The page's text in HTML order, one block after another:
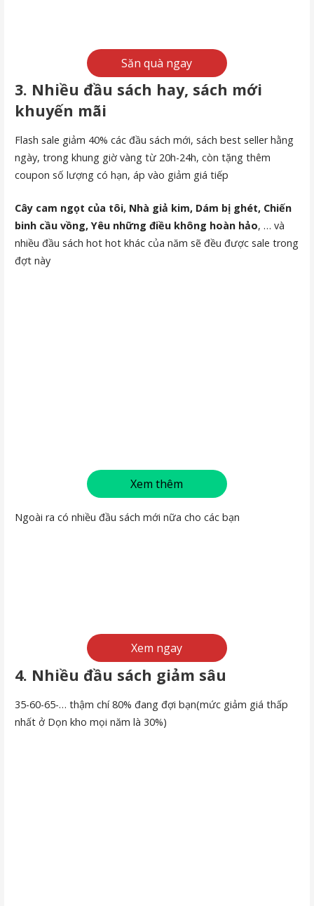
Săn quà ngay
3. Nhiều đầu sách hay, sách mới
khuyến mãi
Flash sale giảm 40% các đầu sách mới, sách best seller hằng
ngày, trong khung giờ vàng từ 20h-24h, còn tặng thêm
coupon số lượng có hạn, áp vào giảm giá tiếp
Cây cam ngọt của tôi, Nhà giả kim, Dám bị ghét, Chiến
binh cầu vồng, Yêu những điều không hoàn hảo, … và
nhiều đầu sách hot hot khác của năm sẽ đều được sale trong
đợt này
Xem thêm
Ngoài ra có nhiều đầu sách mới nữa cho các bạn
Xem ngay
4. Nhiều đầu sách giảm sâu
35-60-65-… thậm chí 80% đang đợi bạn(mức giảm giá thấp
nhất ở Dọn kho mọi năm là 30%)